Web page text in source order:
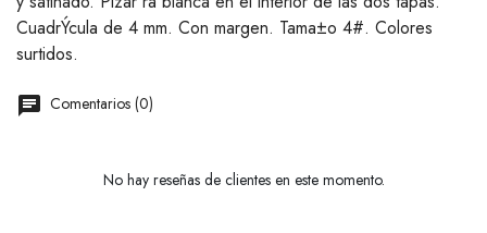
CuadrÝcula de 4 mm. Con margen. Tama±o 4#. Colores
surtidos.
Comentarios (0)
No hay reseñas de clientes en este momento.